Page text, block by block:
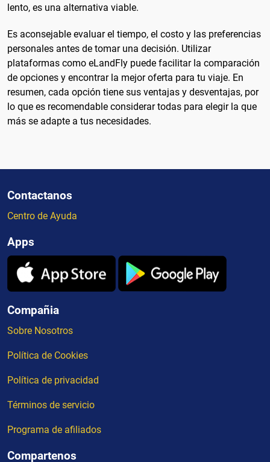
lento, es una alternativa viable.
Es aconsejable evaluar el tiempo, el costo y las preferencias
personales antes de tomar una decisión. Utilizar
plataformas como eLandFly puede facilitar la comparación
de opciones y encontrar la mejor oferta para tu viaje. En
resumen, cada opción tiene sus ventajas y desventajas, por
lo que es recomendable considerar todas para elegir la que
más se adapte a tus necesidades.
Contactanos
Centro de Ayuda
Apps
Compañia
Sobre Nosotros
Política de Cookies
Política de privacidad
Términos de servicio
Programa de afiliados
Compartenos